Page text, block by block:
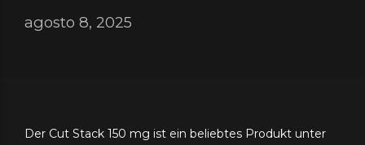
agosto 8, 2025
Der Cut Stack 150 mg ist ein beliebtes Produkt unter